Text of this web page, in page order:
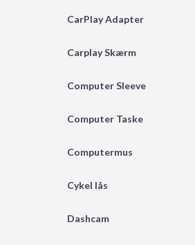
CarPlay Adapter
Carplay Skærm
Computer Sleeve
Computer Taske
Computermus
Cykel lås
Dashcam